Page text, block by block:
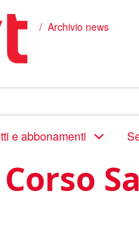
Archivio news
e abbonamenti